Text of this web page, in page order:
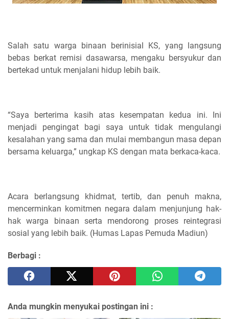
Salah satu warga binaan berinisial KS, yang langsung
bebas berkat remisi dasawarsa, mengaku bersyukur dan
bertekad untuk menjalani hidup lebih baik.
“Saya berterima kasih atas kesempatan kedua ini. Ini
menjadi pengingat bagi saya untuk tidak mengulangi
kesalahan yang sama dan mulai membangun masa depan
bersama keluarga,” ungkap KS dengan mata berkaca-kaca.
Acara berlangsung khidmat, tertib, dan penuh makna,
mencerminkan komitmen negara dalam menjunjung hak-
hak warga binaan serta mendorong proses reintegrasi
sosial yang lebih baik. (Humas Lapas Pemuda Madiun)
Berbagi :
Anda mungkin menyukai postingan ini :